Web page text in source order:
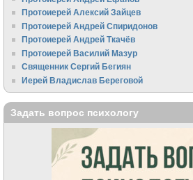
Протоиерей Алексий Зайцев
Протоиерей Андрей Спиридонов
Протоиерей Андрей Ткачёв
Протоиерей Василий Мазур
Священник Сергий Бегиян
Иерей Владислав Береговой
Задать вопрос психологу